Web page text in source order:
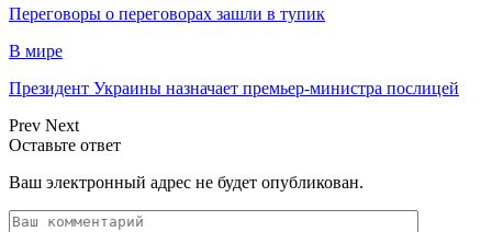
Переговоры о переговорах зашли в тупик
В мире
Президент Украины назначает премьер-министра послицей
Prev Next
Оставьте ответ
Ваш электронный адрес не будет опубликован.